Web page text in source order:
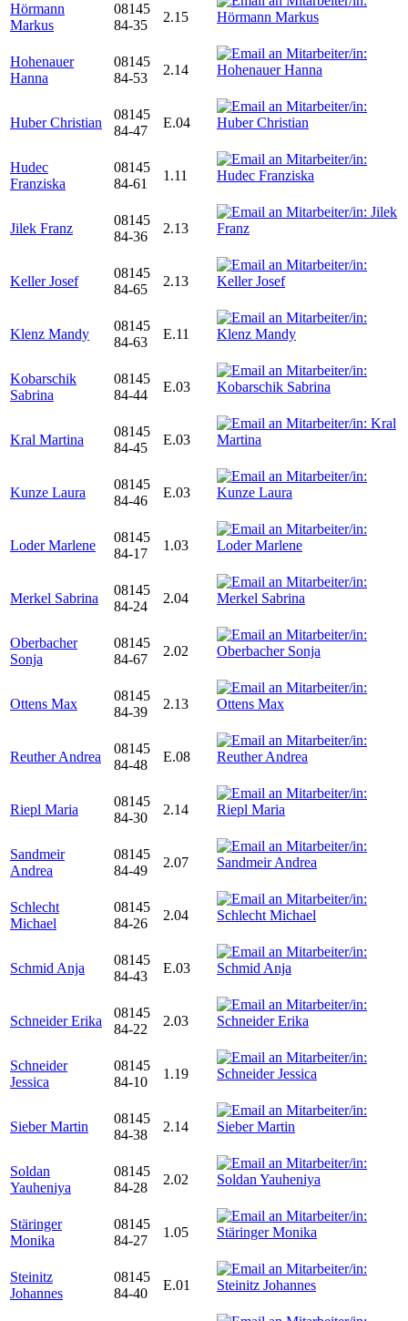
Hörmann
Markus
08145
84-35
2.15
Hohenauer
Hanna
08145
84-53
2.14
Huber Christian
08145
84-47
E.04
Hudec
Franziska
08145
84-61
1.11
Jilek Franz
08145
84-36
2.13
Keller Josef
08145
84-65
2.13
Klenz Mandy
08145
84-63
E.11
Kobarschik
Sabrina
08145
84-44
E.03
Kral Martina
08145
84-45
E.03
Kunze Laura
08145
84-46
E.03
Loder Marlene
08145
84-17
1.03
Merkel Sabrina
08145
84-24
2.04
Oberbacher
Sonja
08145
84-67
2.02
Ottens Max
08145
84-39
2.13
Reuther Andrea
08145
84-48
E.08
Riepl Maria
08145
84-30
2.14
Sandmeir
Andrea
08145
84-49
2.07
Schlecht
Michael
08145
84-26
2.04
Schmid Anja
08145
84-43
E.03
Schneider Erika
08145
84-22
2.03
Schneider
Jessica
08145
84-10
1.19
Sieber Martin
08145
84-38
2.14
Soldan
Yauheniya
08145
84-28
2.02
Stäringer
Monika
08145
84-27
1.05
Steinitz
Johannes
08145
84-40
E.01